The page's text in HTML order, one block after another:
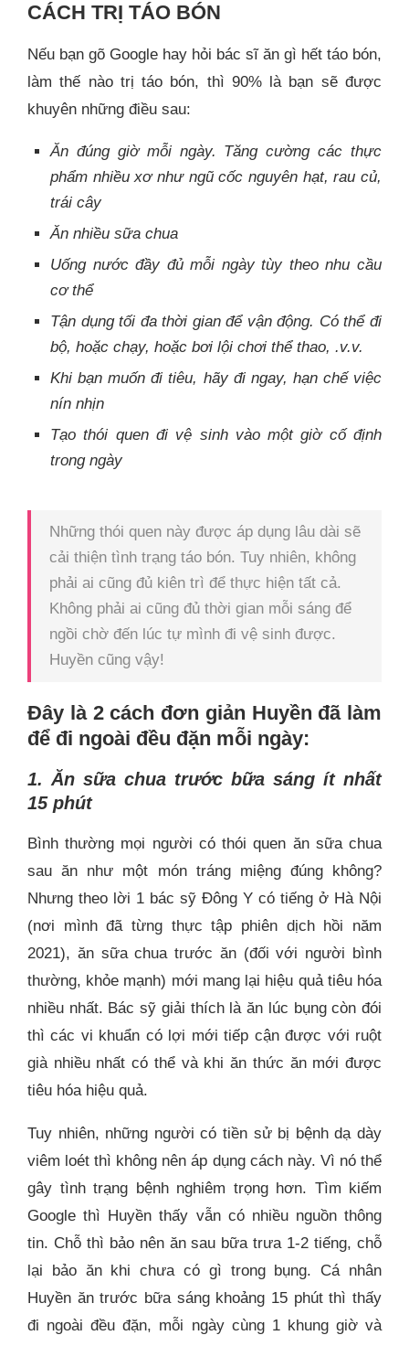
CÁCH TRỊ TÁO BÓN
Nếu bạn gõ Google hay hỏi bác sĩ ăn gì hết táo bón,
làm thế nào trị táo bón, thì 90% là bạn sẽ được
khuyên những điều sau:
Ăn đúng giờ mỗi ngày. Tăng cường các thực
phẩm nhiều xơ như ngũ cốc nguyên hạt, rau củ,
trái cây
Ăn nhiều sữa chua
Uống nước đầy đủ mỗi ngày tùy theo nhu cầu
cơ thể
Tận dụng tối đa thời gian để vận động. Có thể đi
bộ, hoặc chạy, hoặc bơi lội chơi thể thao, .v.v.
Khi bạn muốn đi tiêu, hãy đi ngay, hạn chế việc
nín nhịn
Tạo thói quen đi vệ sinh vào một giờ cố định
trong ngày
Những thói quen này được áp dụng lâu dài sẽ
cải thiện tình trạng táo bón. Tuy nhiên, không
phải ai cũng đủ kiên trì để thực hiện tất cả.
Không phải ai cũng đủ thời gian mỗi sáng để
ngồi chờ đến lúc tự mình đi vệ sinh được.
Huyền cũng vậy!
Đây là 2 cách đơn giản Huyền đã làm
để đi ngoài đều đặn mỗi ngày:
1. Ăn sữa chua trước bữa sáng ít nhất
15 phút
Bình thường mọi người có thói quen ăn sữa chua
sau ăn như một món tráng miệng đúng không?
Nhưng theo lời 1 bác sỹ Đông Y có tiếng ở Hà Nội
(nơi mình đã từng thực tập phiên dịch hồi năm
2021), ăn sữa chua trước ăn (đối với người bình
thường, khỏe mạnh) mới mang lại hiệu quả tiêu hóa
nhiều nhất. Bác sỹ giải thích là ăn lúc bụng còn đói
thì các vi khuẩn có lợi mới tiếp cận được với ruột
già nhiều nhất có thể và khi ăn thức ăn mới được
tiêu hóa hiệu quả.
Tuy nhiên, những người có tiền sử bị bệnh dạ dày
viêm loét thì không nên áp dụng cách này. Vì nó thể
gây tình trạng bệnh nghiêm trọng hơn. Tìm kiếm
Google thì Huyền thấy vẫn có nhiều nguồn thông
tin. Chỗ thì bảo nên ăn sau bữa trưa 1-2 tiếng, chỗ
lại bảo ăn khi chưa có gì trong bụng. Cá nhân
Huyền ăn trước bữa sáng khoảng 15 phút thì thấy
đi ngoài đều đặn, mỗi ngày cùng 1 khung giờ và